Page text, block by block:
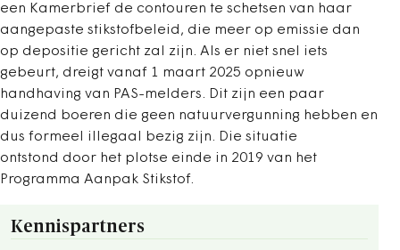
een Kamerbrief de contouren te schetsen van haar
aangepaste stikstofbeleid, die meer op emissie dan
op depositie gericht zal zijn. Als er niet snel iets
gebeurt, dreigt vanaf 1 maart 2025 opnieuw
handhaving van PAS-melders. Dit zijn een paar
duizend boeren die geen natuurvergunning hebben en
dus formeel illegaal bezig zijn. Die situatie
ontstond door het plotse einde in 2019 van het
Programma Aanpak Stikstof.
Kennispartners